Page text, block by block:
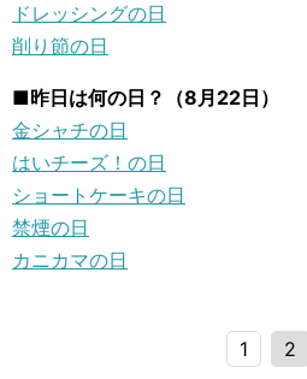
ドレッシングの日
削り節の日
■昨日は何の日？（8月22日）
金シャチの日
はいチーズ！の日
ショートケーキの日
禁煙の日
カニカマの日
1 2